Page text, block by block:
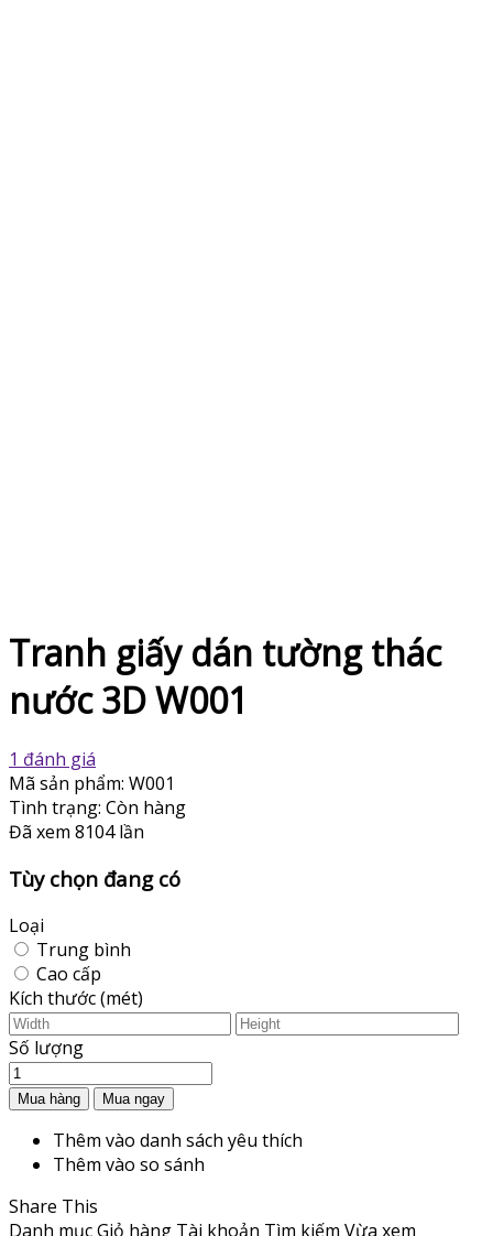
Tranh giấy dán tường thác
nước 3D W001
1 đánh giá
Mã sản phẩm: W001
Tình trạng: Còn hàng
Đã xem 8104 lần
Tùy chọn đang có
Loại
Trung bình
Cao cấp
Kích thước (mét)
Số lượng
Thêm vào danh sách yêu thích
Thêm vào so sánh
Share This
Danh mụcGiỏ hàng Tài khoản Tìm kiếm Vừa xem